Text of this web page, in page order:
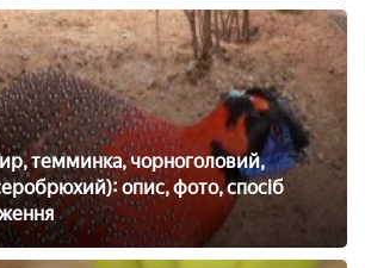
темминка, чорноголовий,
опис, фото, спосіб